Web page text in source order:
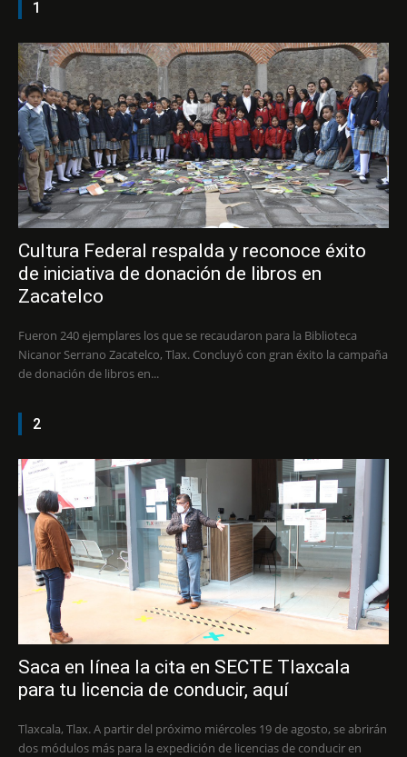
1
Cultura Federal respalda y reconoce éxito
de iniciativa de donación de libros en
Zacatelco
Fueron 240 ejemplares los que se recaudaron para la Biblioteca
Nicanor Serrano Zacatelco, Tlax. Concluyó con gran éxito la campaña
de donación de libros en...
2
Saca en línea la cita en SECTE Tlaxcala
para tu licencia de conducir, aquí
Tlaxcala, Tlax. A partir del próximo miércoles 19 de agosto, se abrirán
dos módulos más para la expedición de licencias de conducir en